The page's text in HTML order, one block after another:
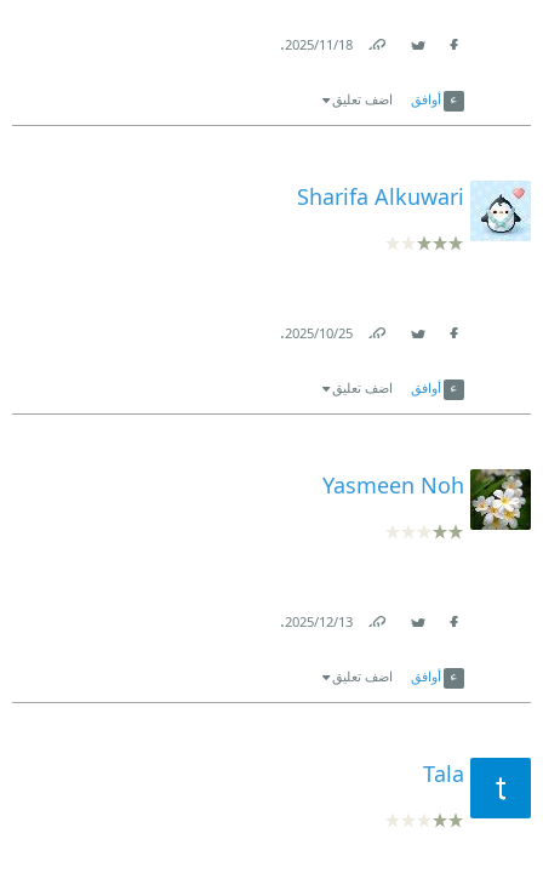
18‏/11‏/2025
.
أوافق اضف تعليق
Sharifa Alkuwari
25‏/10‏/2025
.
أوافق اضف تعليق
Yasmeen Noh
13‏/12‏/2025
.
أوافق اضف تعليق
Tala